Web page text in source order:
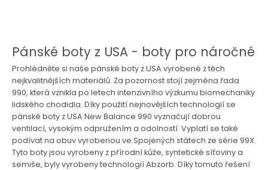
Pánské boty z USA - boty pro náročné
Prohlédněte si naše pánské boty z USA vyrobené z těch
nejkvalitnějších materiálů. Za pozornost stojí zejména řada
990, která vznikla po letech intenzivního výzkumu biomechaniky
lidského chodidla. Díky použití nejnovějších technologií se
pánské boty z USA New Balance 990 vyznačují dobrou
ventilací, vysokým odpružením a odolností. Vyplatí se také
podívat na obuv vyrobenou ve Spojených státech ze série 99X.
Tyto boty jsou vyrobeny z přírodní kůže, syntetické síťoviny a
semiše, byly vyrobeny technologií Abzorb. Díky tomuto řešení